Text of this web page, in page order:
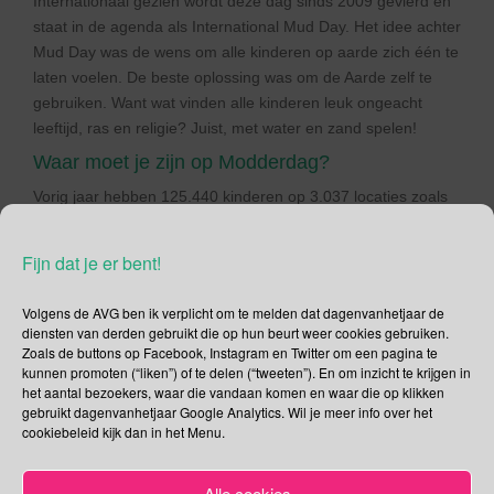
Fijn dat je er bent!
Volgens de AVG ben ik verplicht om te melden dat dagenvanhetjaar de
diensten van derden gebruikt die op hun beurt weer cookies gebruiken.
Zoals de buttons op Facebook, Instagram en Twitter om een pagina te
kunnen promoten (“liken”) of te delen (“tweeten”). En om inzicht te krijgen in
het aantal bezoekers, waar die vandaan komen en waar die op klikken
gebruikt dagenvanhetjaar Google Analytics. Wil je meer info over het
cookiebeleid kijk dan in het Menu.
staat in de agenda als International Mud Day. Het idee achter
Mud Day was de wens om alle kinderen op aarde zich één te
laten voelen. De beste oplossing was om de Aarde zelf te
gebruiken. Want wat vinden alle kinderen leuk ongeacht
leeftijd, ras en religie? Juist, met water en zand spelen!
Waar moet je zijn op Modderdag?
Vorig jaar hebben 125.440 kinderen op 3.037 locaties zoals
Klikhier voor de locaties.